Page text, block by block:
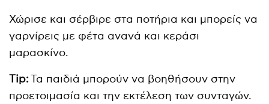
Χώρισε και σέρβιρε στα ποτήρια και μπορείς να
γαρνίρεις με φέτα ανανά και κεράσι
μαρασκίνο.
Τip:Τα παιδιά μπορούν να βοηθήσουν στην
προετοιμασία και την εκτέλεση των συνταγών.